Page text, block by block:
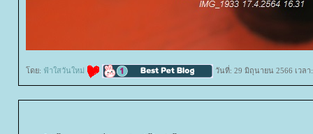
ดย: ฟ้าใสวันใหม่ วันที่: 29 มิถุนายน 2566 เวลา